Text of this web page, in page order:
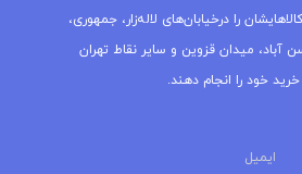
را درخیابان‌های لاله‌زار، جمهوری،
آباد، میدان قزوین و سایر نقاط تهران
خود را انجام دهند.
ایمیل